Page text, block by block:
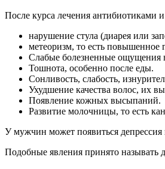
После курса лечения антибиотиками
нарушение стула (диарея или
метеоризм, то есть повышенное
Слабые болезненные ощущения
Тошнота, особенно после еды.
Сонливость, слабость,
Ухудшение качества волос, их
Появление кожных высыпаний.
Развитие молочницы, то есть
У мужчин может появиться
Подобные явления принято называть